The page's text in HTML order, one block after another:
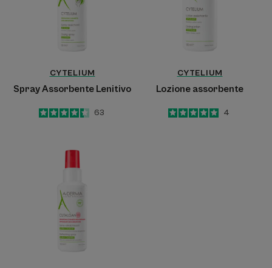
CYTELIUM
Spray Assorbente Lenitivo
4.4
/5
63
CYTELIUM
Lozione assorbente
5
/5
4
Spray